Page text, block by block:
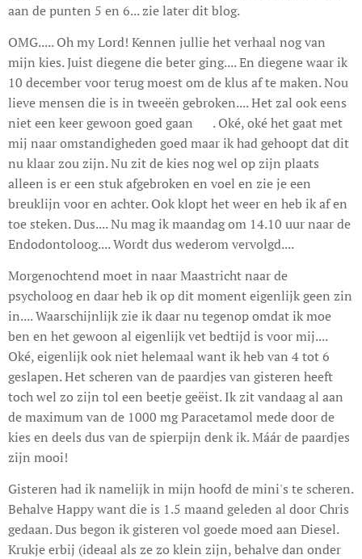
aan de punten 5 en 6... zie later dit blog.
OMG..... Oh my Lord! Kennen jullie het verhaal nog van
mijn kies. Juist diegene die beter ging.... En diegene waar ik
10 december voor terug moest om de klus af te maken. Nou
lieve mensen die is in tweeën gebroken.... Het zal ook eens
niet een keer gewoon goed gaan 😫. Oké, oké het gaat met
mij naar omstandigheden goed maar ik had gehoopt dat dit
nu klaar zou zijn. Nu zit de kies nog wel op zijn plaats
alleen is er een stuk afgebroken en voel en zie je een
breuklijn voor en achter. Ook klopt het weer en heb ik af en
toe steken. Dus.... Nu mag ik maandag om 14.10 uur naar de
Endodontoloog.... Wordt dus wederom vervolgd....
Morgenochtend moet in naar Maastricht naar de
psycholoog en daar heb ik op dit moment eigenlijk geen zin
in.... Waarschijnlijk zie ik daar nu tegenop omdat ik moe
ben en het gewoon al eigenlijk vet bedtijd is voor mij....
Oké, eigenlijk ook niet helemaal want ik heb van 4 tot 6
geslapen. Het scheren van de paardjes van gisteren heeft
toch wel zo zijn tol een beetje geëist. Ik zit vandaag al aan
de maximum van de 1000 mg Paracetamol mede door de
kies en deels dus van de spierpijn denk ik. Máár de paardjes
zijn mooi!
Gisteren had ik namelijk in mijn hoofd de mini's te scheren.
Behalve Happy want die is 1.5 maand geleden al door Chris
gedaan. Dus begon ik gisteren vol goede moed aan Diesel.
Krukje erbij (ideaal als ze zo klein zijn, behalve dan onder